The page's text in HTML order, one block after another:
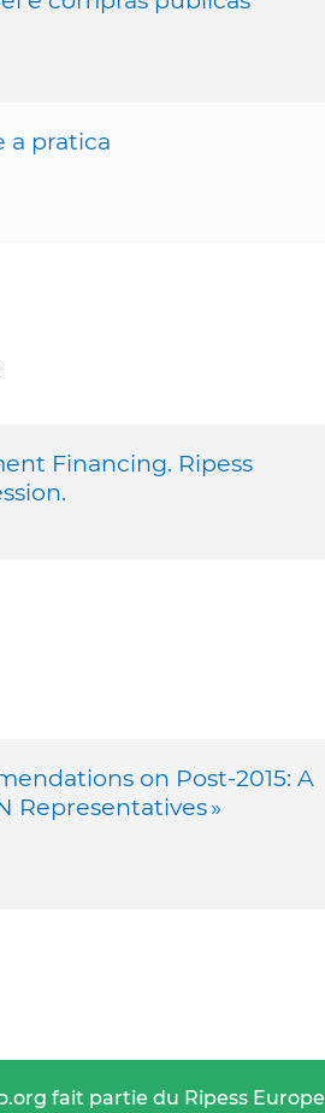
a pratica
Financing. Ripess
on Post-2015: A
Representatives »
fait partie du Ripess Europe